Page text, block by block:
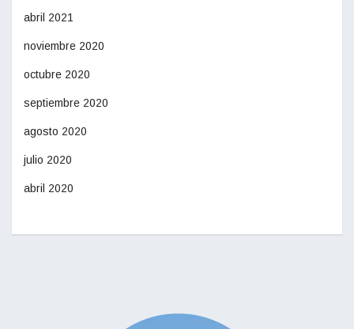
abril 2021
noviembre 2020
octubre 2020
septiembre 2020
agosto 2020
julio 2020
abril 2020